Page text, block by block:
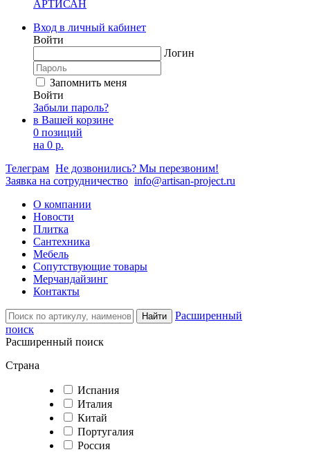
АРТИСАН
Вход в личный кабинет
Войти
Логин
Запомнить меня
Войти
Забыли пароль?
в Вашей корзине
0 позиций
на 0 р.
Телеграм Не дозвонились? Мы перезвоним!
Заявка на сотрудничество info@artisan-project.ru
О компании
Новости
Плитка
Сантехника
Мебель
Сопутствующие товары
Мерчандайзинг
Контакты
Найти
Расширенный
поиск
Расширенный поиск
Страна
Испания
Италия
Китай
Португалия
Россия